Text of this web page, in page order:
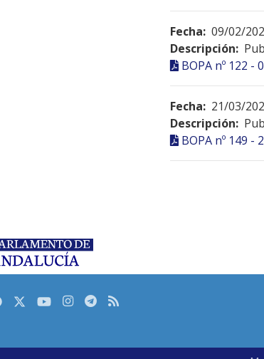
Fecha: 09/02/
Descripción:
BOPA nº 122 -
Fecha: 21/03/
Descripción:
BOPA nº 149 -
FacebookTwitterYoutubeInstagram
Telegram
RSS